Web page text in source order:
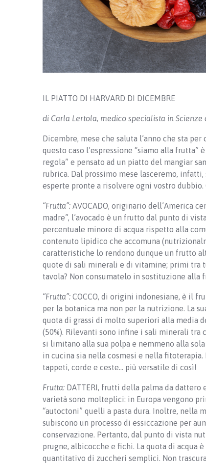
IL PIATTO DI HARVARD DI DICEMBRE
di Carla Lertola, medico specialista in
Dicembre, mese che saluta l’anno che sta
questo caso l’espressione “siamo alla frutta”
regola” e pensato ad un piatto del mangiar
rubrica. Dal prossimo mese lasceremo,
esperte pronte a risolvere ogni vostro dubbio.
“Frutta”: AVOCADO, originario dell’America
madre”, l’avocado è un frutto dal punto di
percentuale minore di acqua rispetto alla
contenuto lipidico che accomuna
caratteristiche lo rendono dunque un frutto
quote di sali minerali e di vitamine; primi tra
tavola? Non consumatelo in sostituzione alla
“Frutta”: COCCO, di origini indonesiane, è il
per la botanica ma non per la nutrizione. La
quota di grassi di molto superiori alla media
(50%). Rilevanti sono infine i sali minerali tra
si limitano alla sua polpa e nemmeno alla
in cucina sia nella cosmesi e nella
tappeti, corde e ceste… più versatile di così!
Frutta: DATTERI, frutti della palma da
varietà sono molteplici: in Europa vengono
“autoctoni” quelli a pasta dura. Inoltre, nella
subiscono un processo di essiccazione per
conservazione. Pertanto, dal punto di vista
prugne, albicocche e fichi. La quota di acqua
quantitativo di zuccheri semplici. Non